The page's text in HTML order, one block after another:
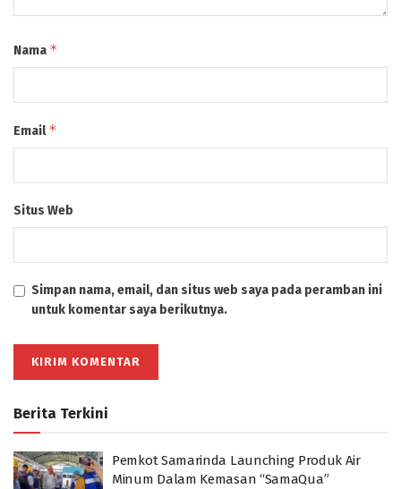
Nama *
Email*
Situs Web
Simpan nama, email, dan situs web saya pada peramban ini
untuk komentar saya berikutnya.
Berita Terkini
Pemkot Samarinda Launching Produk Air
Minum Dalam Kemasan “SamaQua”